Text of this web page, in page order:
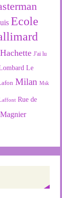
Ecole
Hachette J'ai lu
Le
Milan Msk
Rue de